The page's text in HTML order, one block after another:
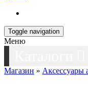
Toggle navigation
Меню
Магазин » Аксессуары